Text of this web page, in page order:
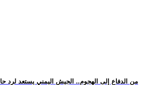
.. من الدفاع إلى الهجوم.. الجيش اليمني يستعد